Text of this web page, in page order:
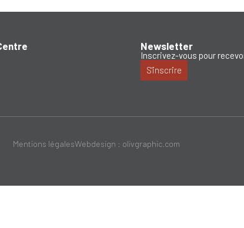
Newsletter
Inscrivez-vous pour
S'inscrire
Mentions légalesWebdesign : olivgraphic.com